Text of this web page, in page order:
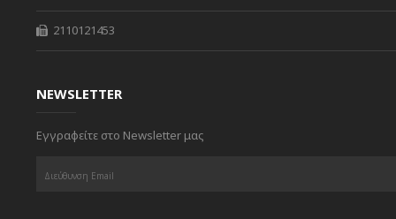
2110121453
NEWSLETTER
Εγγραφείτε στο Newsletter μας